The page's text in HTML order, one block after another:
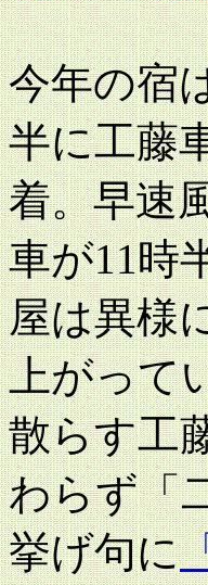
今年の宿
半に工藤
着。早速
車が11時
屋は異様
上がって
散らす工
わらず「
挙げ句に